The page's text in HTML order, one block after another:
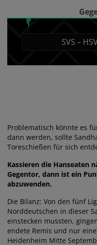
SVS –
Problematisch könnte es
dann werden, sollte
Toreschießen für sich
Kassieren die Hanseaten
Gegentor, dann ist ein
abzuwenden.
Die Bilanz: Von den fünf
Norddeutschen in dieser
einstecken mussten,
endete Remis und nur
Heidenheim Mitte